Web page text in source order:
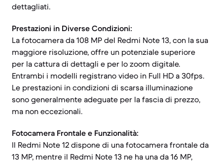
dettagliati.
Prestazioni in Diverse Condizioni:
La fotocamera da 108 MP del Redmi Note 13, con la sua
maggiore risoluzione, offre un potenziale superiore
per la cattura di dettagli e per lo zoom digitale.
Entrambi i modelli registrano video in Full HD a 30fps.
Le prestazioni in condizioni di scarsa illuminazione
sono generalmente adeguate per la fascia di prezzo,
ma non eccezionali.
Fotocamera Frontale e Funzionalità:
Il Redmi Note 12 dispone di una fotocamera frontale da
13 MP, mentre il Redmi Note 13 ne ha una da 16 MP,